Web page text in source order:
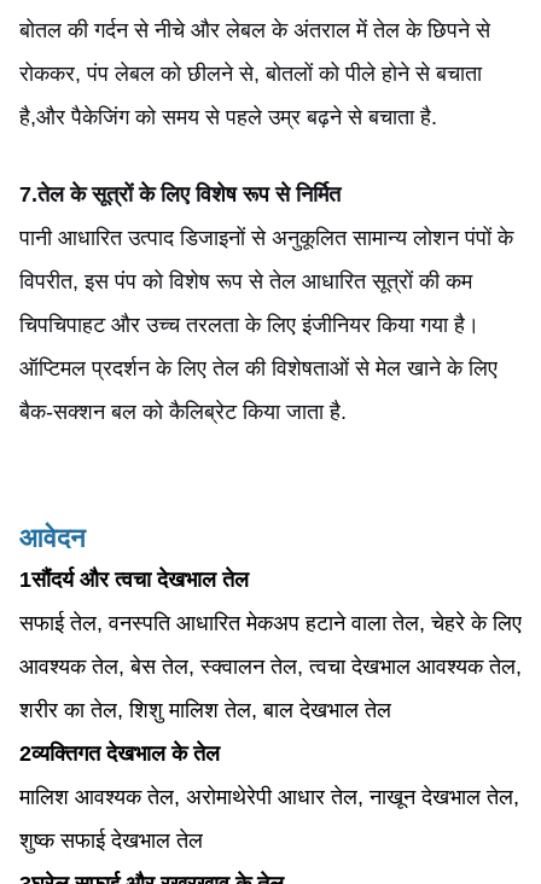
बोतल की गर्दन से नीचे और लेबल के अंतराल में तेल के छिपने से
रोककर, पंप लेबल को छीलने से, बोतलों को पीले होने से बचाता
है,और पैकेजिंग को समय से पहले उम्र बढ़ने से बचाता है.
7.तेल के सूत्रों के लिए विशेष रूप से निर्मित
पानी आधारित उत्पाद डिजाइनों से अनुकूलित सामान्य लोशन पंपों के
विपरीत, इस पंप को विशेष रूप से तेल आधारित सूत्रों की कम
चिपचिपाहट और उच्च तरलता के लिए इंजीनियर किया गया है।
ऑप्टिमल प्रदर्शन के लिए तेल की विशेषताओं से मेल खाने के लिए
बैक-सक्शन बल को कैलिब्रेट किया जाता है.
आवेदन
1सौंदर्य और त्वचा देखभाल तेल
सफाई तेल, वनस्पति आधारित मेकअप हटाने वाला तेल, चेहरे के लिए
आवश्यक तेल, बेस तेल, स्क्वालन तेल, त्वचा देखभाल आवश्यक तेल,
शरीर का तेल, शिशु मालिश तेल, बाल देखभाल तेल
2व्यक्तिगत देखभाल के तेल
मालिश आवश्यक तेल, अरोमाथेरेपी आधार तेल, नाखून देखभाल तेल,
शुष्क सफाई देखभाल तेल